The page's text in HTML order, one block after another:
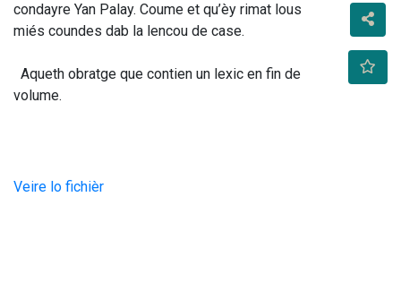
condayre Yan Palay. Coume et qu’èy rimat lous
miés coundes dab la lencou de case.
volume.
Veire lo fichièr